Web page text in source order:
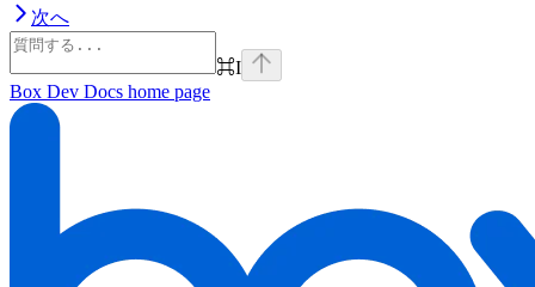
次へ
⌘I
Box Dev Docs home page